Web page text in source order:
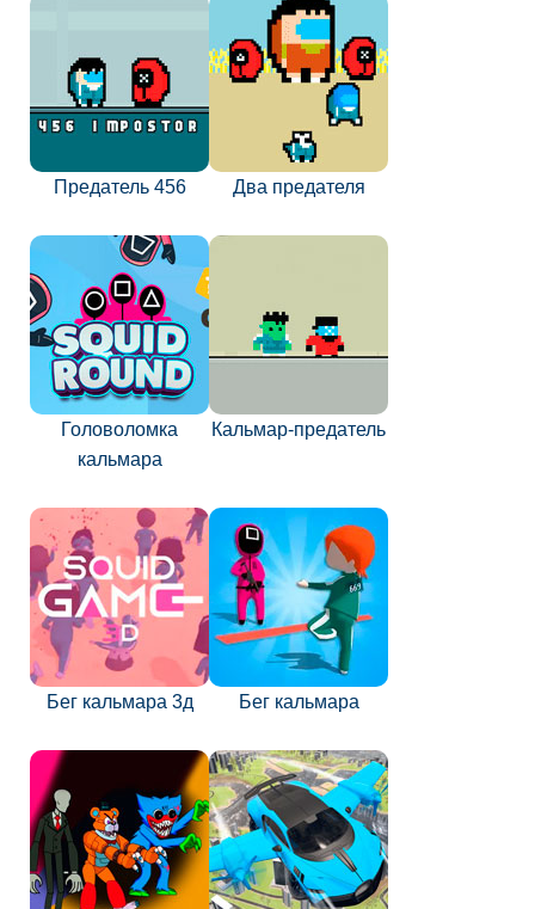
Предатель 456 Два предателя
Головоломка
кальмара
Кальмар-предатель
Бег кальмара 3д Бег кальмара